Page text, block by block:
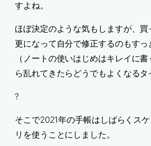
すよね。
ほぼ決定のような気もしますが、
更になって自分で修正するのもすっ
（ノートの使いはじめはキレイに
ら乱れてきたらどうでもよくなるタ
?
そこで2021年の手帳はしばらくス
リを使うことにしました。